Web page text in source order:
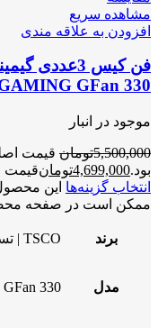
مشاهده سریع
افزودن به علاقه مندی
GFan 330
موجود در انبار
5,500,000تومان
بود.4,699,000تومانقیمت فعلی
انتخاب گزینه‌ها این
ممکن است در صفحه
برند TSCO | تسکو
مدل GFan 330